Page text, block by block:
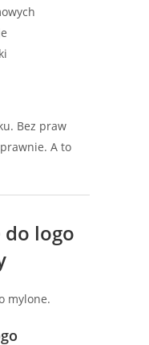
Bez praw
A to
logo
mylone.